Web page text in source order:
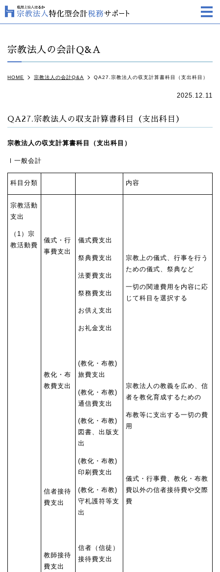
宗教法人の会計Q&A
HOME 宗教法人の会計Q&A QA27.宗教法人の収支計算書科目（支出科目）
2025.12.11
QA27.宗教法人の収支計算書科目（支出科目）
宗教法人の収支計算書科目（支出科目）
Ⅰ一般会計
科目分類 内容
宗教活動
支出
（1）宗
教活動費
儀式・行
事費支出
教化・布
教費支出
信者接待
費支出
教師接待
費支出
儀式費支出
祭典費支出
法要費支出
祭務費支出
お供え支出
お礼金支出
(教化・布教)
旅費支出
(教化・布教)
通信費支出
(教化・布教)
図書、出版支
出
(教化・布教)
印刷費支出
(教化・布教)
守札護符等支
出
信者（信徒）
接待費支出
宗教上の儀式、行事を行う
ための儀式、祭典など
一切の関連費用を内容に応
じて科目を選択する
宗教法人の教義を広め、信
者を教化育成するための
布教等に支出する一切の費
用
儀式・行事費、教化・布教
費以外の信者接待費や交際
費